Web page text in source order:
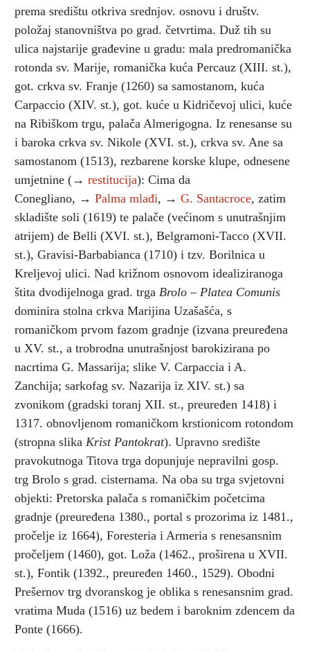
prema središtu otkriva srednjov. osnovu i društv.
položaj stanovništva po grad. četvrtima. Duž tih su
ulica najstarije građevine u gradu: mala predromanička
rotonda sv. Marije, romanička kuća Percauz (XIII. st.),
got. crkva sv. Franje (1260) sa samostanom, kuća
Carpaccio (XIV. st.), got. kuće u Kidričevoj ulici, kuće
na Ribiškom trgu, palača Almerigogna. Iz renesanse su
i baroka crkva sv. Nikole (XVI. st.), crkva sv. Ane sa
samostanom (1513), rezbarene korske klupe, odnesene
umjetnine (→ restitucija): Cima da
Conegliano, → Palma mlađi, → G. Santacroce, zatim
skladište soli (1619) te palače (većinom s unutrašnjim
atrijem) de Belli (XVI. st.), Belgramoni-Tacco (XVII.
st.), Gravisi-Barbabianca (1710) i tzv. Borilnica u
Kreljevoj ulici. Nad križnom osnovom idealiziranoga
štita dvodijelnoga grad. trga Brolo – Platea Comunis
dominira stolna crkva Marijina Uzašašća, s
romaničkom prvom fazom gradnje (izvana preuređena
u XV. st., a trobrodna unutrašnjost barokizirana po
nacrtima G. Massarija; slike V. Carpaccia i A.
Zanchija; sarkofag sv. Nazarija iz XIV. st.) sa
zvonikom (gradski toranj XII. st., preuređen 1418) i
1317. obnovljenom romaničkom krstionicom rotondom
(stropna slika Krist Pantokrat). Upravno središte
pravokutnoga Titova trga dopunjuje nepravilni gosp.
trg Brolo s grad. cisternama. Na oba su trga svjetovni
objekti: Pretorska palača s romaničkim početcima
gradnje (preuređena 1380., portal s prozorima iz 1481.,
pročelje iz 1664), Foresteria i Armeria s renesansnim
pročeljem (1460), got. Loža (1462., proširena u XVII.
st.), Fontik (1392., preuređen 1460., 1529). Obodni
Prešernov trg dvoranskog je oblika s renesansnim grad.
vratima Muda (1516) uz bedem i baroknim zdencem da
Ponte (1666).